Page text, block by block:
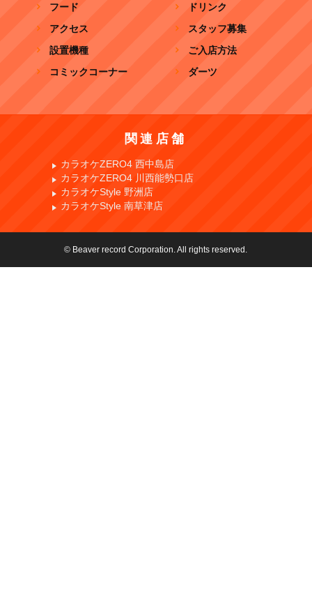
フード
ドリンク
アクセス
スタッフ募集
設置機種
ご入店方法
コミックコーナー
ダーツ
関連店舗
カラオケZERO4 西中島店
カラオケZERO4 川西能勢口店
カラオケStyle 野洲店
カラオケStyle 南草津店
© Beaver record Corporation. All rights reserved.